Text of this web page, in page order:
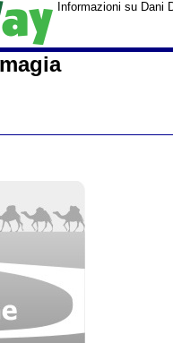
Informazioni su Dani